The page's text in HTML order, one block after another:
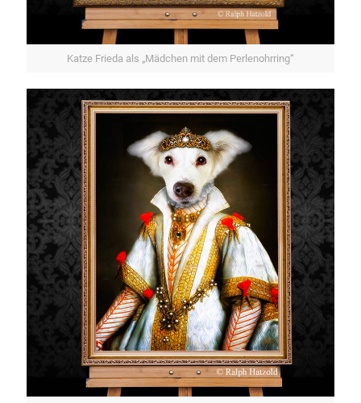
Katze Frieda als „Mädchen mit dem Perlenohrring“